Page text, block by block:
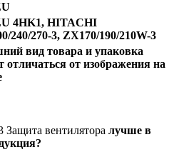
4HK1, HITACHI
240/270-3, ZX170/190/210W-3
вид товара и упаковка
отличаться от изображения на
Защита вентилятора лучше в